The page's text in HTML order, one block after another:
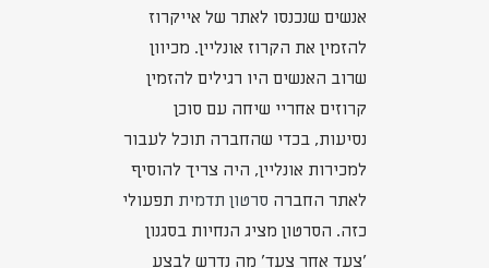
אנשים שנכנסו לאתר של אייקרוז
להזמין את הקרוז אונליין. מכיוון
שרוב האנשים היו רגילים להזמין
קרוזים אחריי שיחה עם סוכן
נסיעות, בכדי שהחברה תוכל לעבור
למכירות אונליין, היה צריך להוסיף
לאתר החברה סרטון תדמית תפעולי
כזה. הסרטון מציג הנחיות בסגנון
'צעד אחר צעד' מה נדרש לבצע